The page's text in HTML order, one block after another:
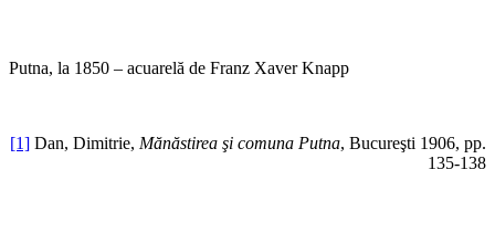
Putna, la 1850 – acuarelă de Franz Xaver Knapp
[1] Dan, Dimitrie, Mănăstirea şi comuna Putna, Bucureşti 1906, pp.
135-138